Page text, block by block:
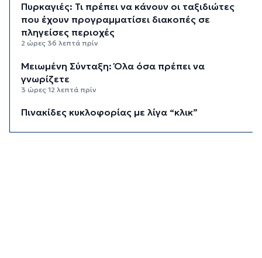
Πυρκαγιές: Τι πρέπει να κάνουν οι ταξιδιώτες
που έχουν προγραμματίσει διακοπές σε
πληγείσες περιοχές
2 ώρες 36 λεπτά πρίν
Μειωμένη Σύνταξη: Όλα όσα πρέπει να
γνωρίζετε
3 ώρες 12 λεπτά πρίν
Πινακίδες κυκλοφορίας με λίγα “κλικ”